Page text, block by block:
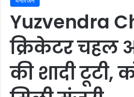
Yuzvendra
क्रिकेटर चहल
की शादी टूटी,